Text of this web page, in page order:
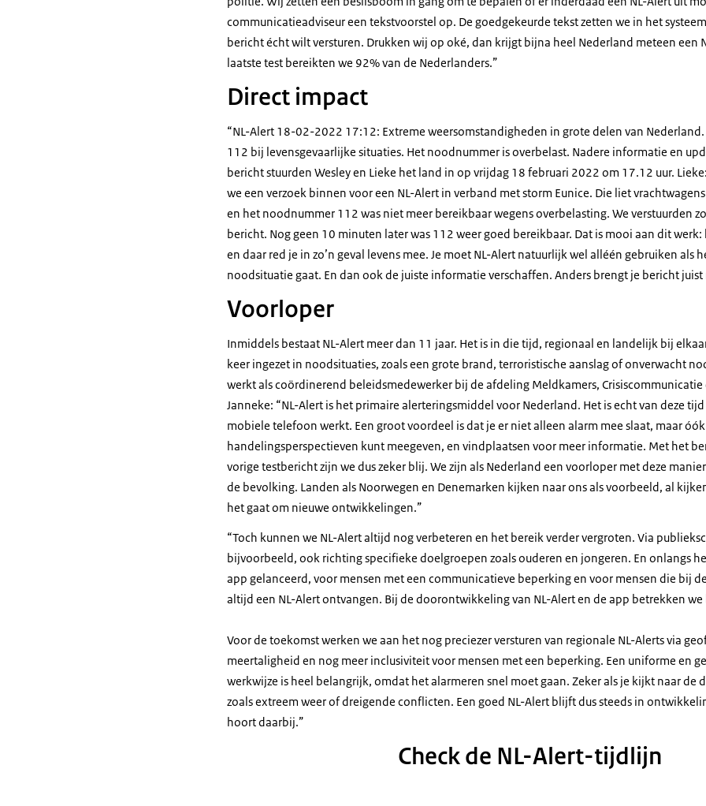
communicatieadviseur een tekstvoorstel op. De goedgekeurde tekst zetten we in het
bericht écht wilt versturen. Drukken wij op oké, dan krijgt bijna heel Nederland meteen een
laatste test bereikten we 92% van de Nederlanders.”
Direct impact
“NL-Alert 18-02-2022 17:12: Extreme weersomstandigheden in grote delen van
112 bij levensgevaarlijke situaties. Het noodnummer is overbelast. Nadere informatie en
bericht stuurden Wesley en Lieke het land in op vrijdag 18 februari 2022 om 17.12 uur.
we een verzoek binnen voor een NL-Alert in verband met storm Eunice. Die liet
en het noodnummer 112 was niet meer bereikbaar wegens overbelasting. We verstuurden
bericht. Nog geen 10 minuten later was 112 weer goed bereikbaar. Dat is mooi aan dit
en daar red je in zo’n geval levens mee. Je moet NL-Alert natuurlijk wel alléén gebruiken als
noodsituatie gaat. En dan ook de juiste informatie verschaffen. Anders brengt je bericht juist
Voorloper
Inmiddels bestaat NL-Alert meer dan 11 jaar. Het is in die tijd, regionaal en landelijk bij
keer ingezet in noodsituaties, zoals een grote brand, terroristische aanslag of onverwacht
werkt als coördinerend beleidsmedewerker bij de afdeling Meldkamers, Crisiscommunicatie
Janneke: “NL-Alert is het primaire alerteringsmiddel voor Nederland. Het is echt van deze
mobiele telefoon werkt. Een groot voordeel is dat je er niet alleen alarm mee slaat, maar
handelingsperspectieven kunt meegeven, en vindplaatsen voor meer informatie. Met het
vorige testbericht zijn we dus zeker blij. We zijn als Nederland een voorloper met deze
de bevolking. Landen als Noorwegen en Denemarken kijken naar ons als voorbeeld, al
het gaat om nieuwe ontwikkelingen.”
“Toch kunnen we NL-Alert altijd nog verbeteren en het bereik verder vergroten. Via
bijvoorbeeld, ook richting specifieke doelgroepen zoals ouderen en jongeren. En onlangs
app gelanceerd, voor mensen met een communicatieve beperking en voor mensen die bij
altijd een NL-Alert ontvangen. Bij de doorontwikkeling van NL-Alert en de app betrekken we
Voor de toekomst werken we aan het nog preciezer versturen van regionale NL-Alerts via
meertaligheid en nog meer inclusiviteit voor mensen met een beperking. Een uniforme en
werkwijze is heel belangrijk, omdat het alarmeren snel moet gaan. Zeker als je kijkt naar de
zoals extreem weer of dreigende conflicten. Een goed NL-Alert blijft dus steeds in
hoort daarbij.”
Check de NL-Alert-tijdlijn